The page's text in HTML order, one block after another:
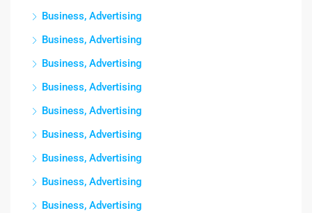
Business, Advertising
Business, Advertising
Business, Advertising
Business, Advertising
Business, Advertising
Business, Advertising
Business, Advertising
Business, Advertising
Business, Advertising